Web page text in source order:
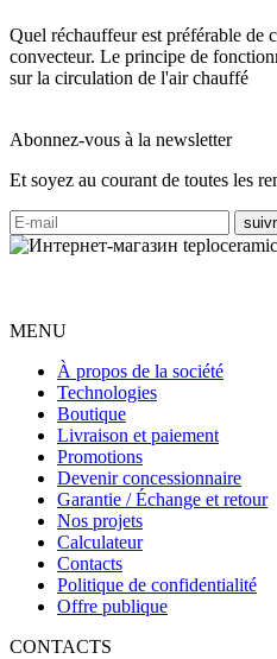
Quel réchauffeur est préférable de
convecteur. Le principe de
sur la circulation de l'air chauffé
Abonnez-vous à la newsletter
Et soyez au courant de toutes les
MENU
À propos de la société
Technologies
Boutique
Livraison et paiement
Promotions
Devenir concessionnaire
Garantie / Échange et retour
Nos projets
Calculateur
Contacts
Politique de confidentialité
Offre publique
CONTACTS